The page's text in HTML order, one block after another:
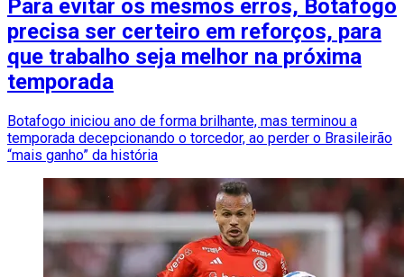
Para evitar os mesmos erros, Botafogo
precisa ser certeiro em reforços, para
que trabalho seja melhor na próxima
temporada
Botafogo iniciou ano de forma brilhante, mas terminou a
temporada decepcionando o torcedor, ao perder o Brasileirão
“mais ganho” da história